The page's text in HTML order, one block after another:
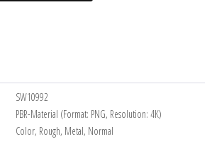
SW10992
PBR-Material (Format: PNG, Resolution: 4K)
Color, Rough, Metal, Normal